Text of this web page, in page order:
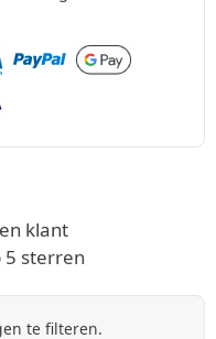
klant
5 sterren
te filteren.